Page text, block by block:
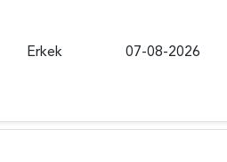
Erkek 07-08-2026